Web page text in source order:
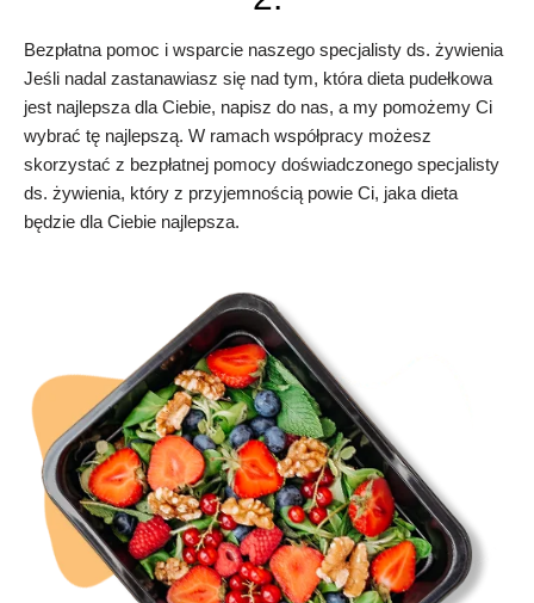
Bezpłatna pomoc i wsparcie naszego specjalisty ds. żywienia
Jeśli nadal zastanawiasz się nad tym, która dieta pudełkowa
jest najlepsza dla Ciebie, napisz do nas, a my pomożemy Ci
wybrać tę najlepszą. W ramach współpracy możesz
skorzystać z bezpłatnej pomocy doświadczonego specjalisty
ds. żywienia, który z przyjemnością powie Ci, jaka dieta
będzie dla Ciebie najlepsza.